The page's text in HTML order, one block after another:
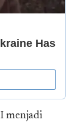
menjadi